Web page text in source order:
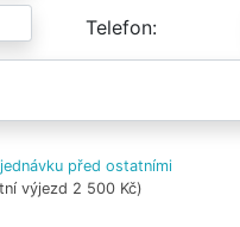
Telefon
před ostatními
výjezd 2 500 Kč)